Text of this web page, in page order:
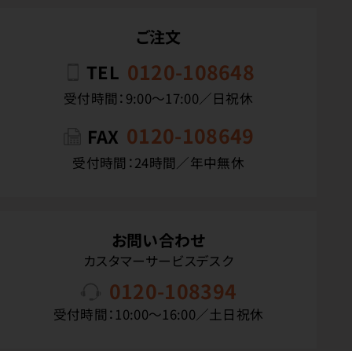
ご注文
TEL 0120-108648
受付時間：9:00〜17:00／日祝休
FAX 0120-108649
受付時間：24時間／年中無休
お問い合わせ
カスタマーサービスデスク
0120-108394
受付時間：10:00〜16:00／土日祝休